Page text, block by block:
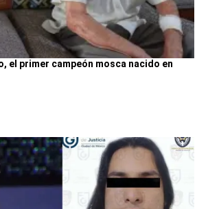
el primer campeón mosca nacido en